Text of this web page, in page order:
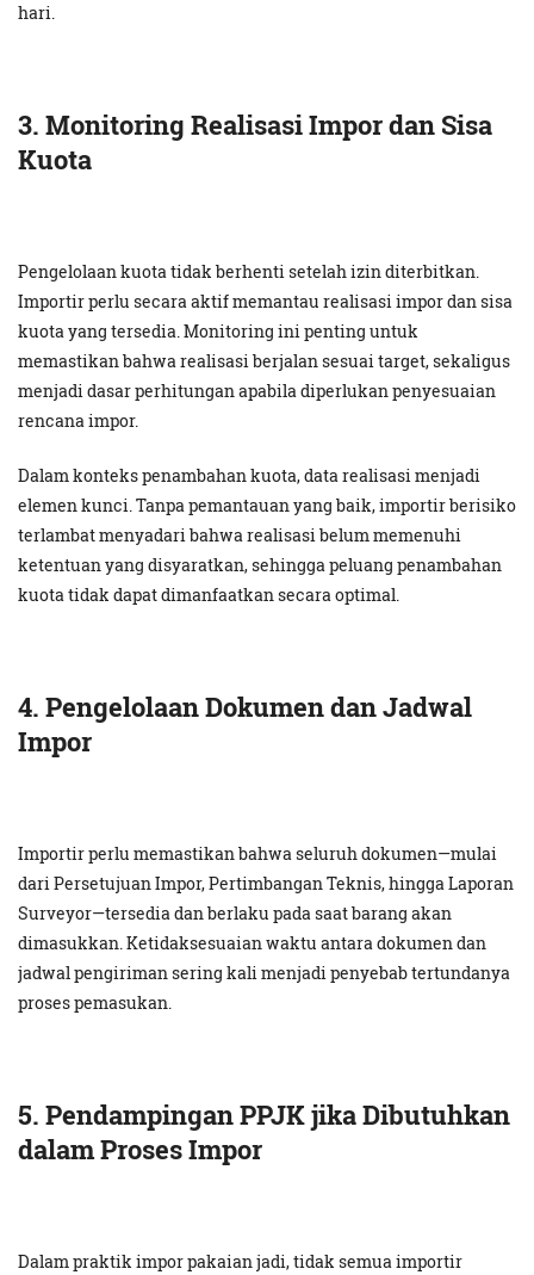
hari.
3. Monitoring Realisasi Impor dan Sisa
Kuota
Pengelolaan kuota tidak berhenti setelah izin diterbitkan.
Importir perlu secara aktif memantau realisasi impor dan sisa
kuota yang tersedia. Monitoring ini penting untuk
memastikan bahwa realisasi berjalan sesuai target, sekaligus
menjadi dasar perhitungan apabila diperlukan penyesuaian
rencana impor.
Dalam konteks penambahan kuota, data realisasi menjadi
elemen kunci. Tanpa pemantauan yang baik, importir berisiko
terlambat menyadari bahwa realisasi belum memenuhi
ketentuan yang disyaratkan, sehingga peluang penambahan
kuota tidak dapat dimanfaatkan secara optimal.
4. Pengelolaan Dokumen dan Jadwal
Impor
Importir perlu memastikan bahwa seluruh dokumen—mulai
dari Persetujuan Impor, Pertimbangan Teknis, hingga Laporan
Surveyor—tersedia dan berlaku pada saat barang akan
dimasukkan. Ketidaksesuaian waktu antara dokumen dan
jadwal pengiriman sering kali menjadi penyebab tertundanya
proses pemasukan.
5. Pendampingan PPJK jika Dibutuhkan
dalam Proses Impor
Dalam praktik impor pakaian jadi, tidak semua importir